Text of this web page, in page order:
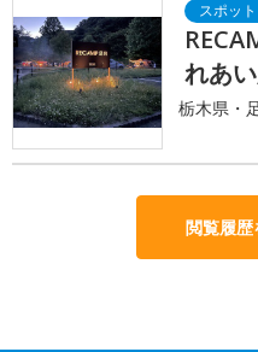
れあ
栃木県・
閲覧履歴